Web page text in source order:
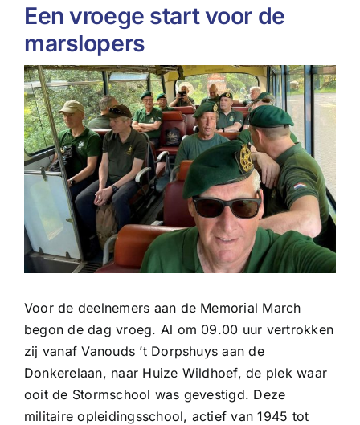
Een vroege start voor de
marslopers
Voor de deelnemers aan de Memorial March
begon de dag vroeg. Al om 09.00 uur vertrokken
zij vanaf Vanouds ’t Dorpshuys aan de
Donkerelaan, naar Huize Wildhoef, de plek waar
ooit de Stormschool was gevestigd. Deze
militaire opleidingsschool, actief van 1945 tot